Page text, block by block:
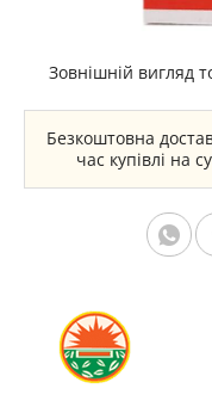
Зовнішній вигляд
Безкоштовна
час купівлі на